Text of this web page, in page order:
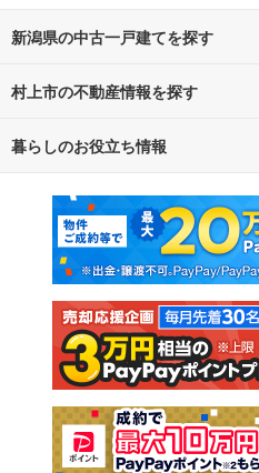
新潟県の中古一戸建てを探す
路線・駅から探す
通勤・通学時間から探す
村上市の不動産情報を探す
不動産・住宅
新築マンション
新築一戸建て
注文住宅
売却査定
暮らしのお役立ち情報
マンションカタログ